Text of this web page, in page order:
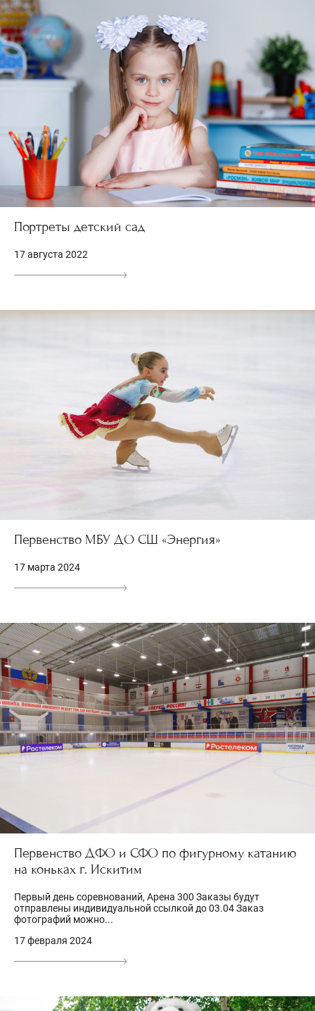
Портреты детский сад
17 августа 2022
Первенство МБУ ДО СШ «Энергия»
17 марта 2024
Первенство ДФО и СФО по фигурному катанию
на коньках г. Искитим
Первый день соревнований, Арена 300 Заказы будут
отправлены индивидуальной ссылкой до 03.04 Заказ
фотографий можно...
17 февраля 2024